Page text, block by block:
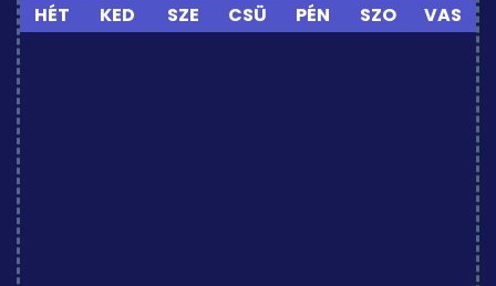
HÉT KED SZE CSÜ PÉN SZO VAS